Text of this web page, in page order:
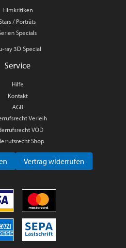
Filmkritiken
/ Porträts
Specials
ray 3D Special
Service
Hilfe
Kontakt
AGB
Verleih
VOD
Shop
Vertrag widerrufen